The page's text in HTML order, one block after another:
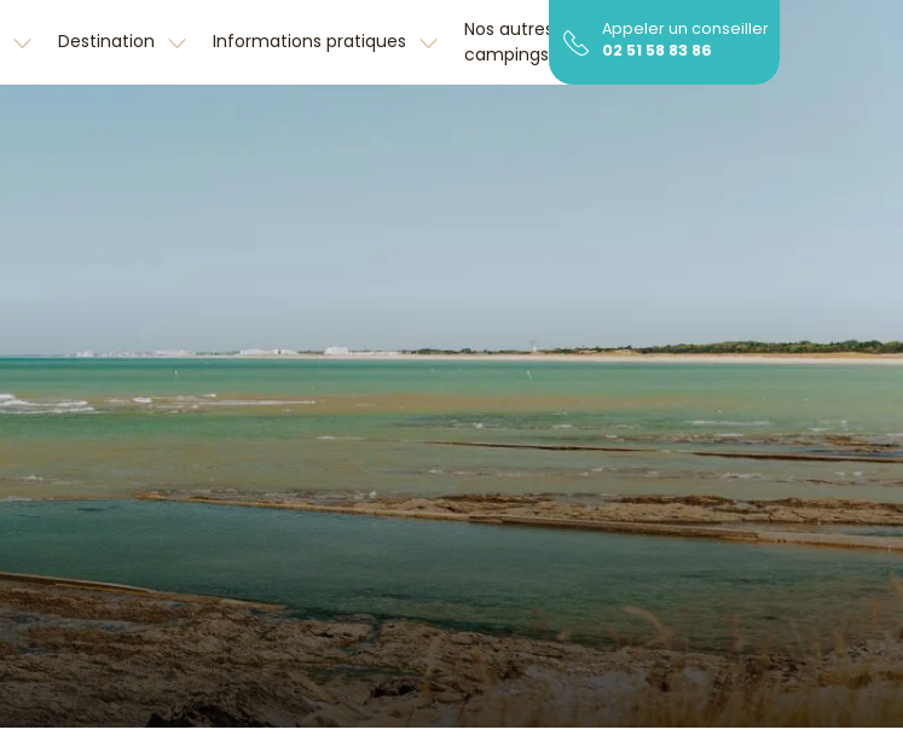
Destination Informations pratiques
Nos autres
campings
Découvrir la
région
Appeler un conseiller
02 51 58 83 86